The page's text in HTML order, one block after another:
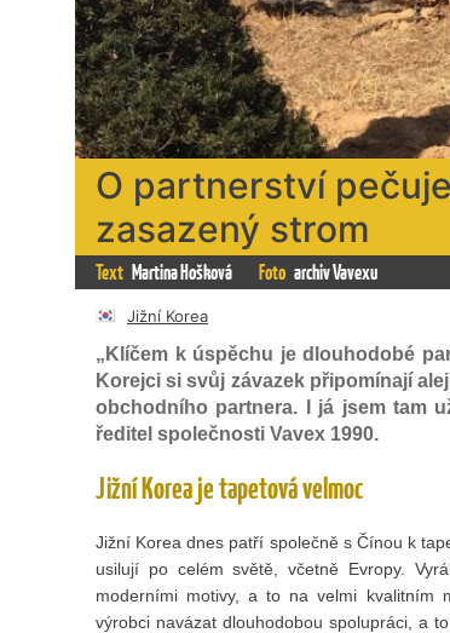
O partnerství
zasazený strom
Text Martina Hošková Foto archiv Vavexu
Jižní Korea
„Klíčem k úspěchu je dlouhodobé
Korejci si svůj závazek připomínají
obchodního partnera. I já jsem tam
ředitel společnosti Vavex 1990.
Jižní Korea je tapetová velmoc
Jižní Korea dnes patří společně s Čínou k
usilují po celém světě, včetně Evropy.
moderními motivy, a to na velmi kvalitním
výrobci navázat dlouhodobou spolupráci, a